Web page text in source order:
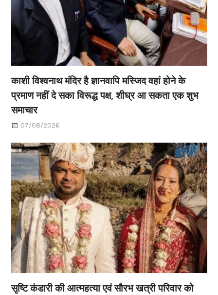
काशी विश्वनाथ मंदिर है ज्ञानवापि मस्जिद वहां होने के
प्रमाण नहीं दे सका विरूद्ध पक्ष, शीघ्र आ सकता एक शुभ
समाचार
07/08/2026
सृष्टि कंडारी की आत्महत्या एवं सौरभ खत्री परिवार को